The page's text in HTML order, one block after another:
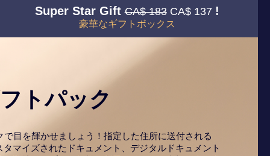
Super Star GiftCA$ 183 CA$ 137 !
豪華なギフトボックス
トパック
で目を輝かせましょう！指定した住所に送付される
マイズされたドキュメント、デジタルドキュメント